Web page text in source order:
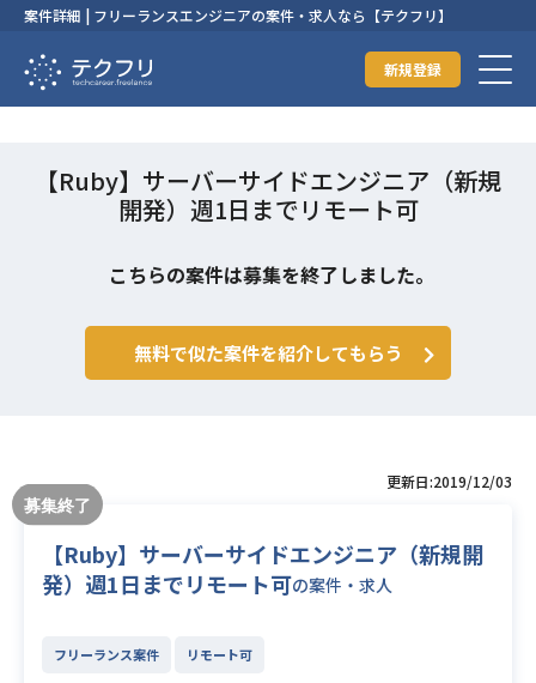
案件詳細 | フリーランスエンジニアの案件・求人なら【テクフリ】
新規登録
【Ruby】サーバーサイドエンジニア（新規
開発）週1日までリモート可
こちらの案件は募集を終了しました。
無料で似た案件を紹介してもらう
更新日:2019/12/03
【Ruby】サーバーサイドエンジニア（新規開
発）週1日までリモート可の案件・求人
フリーランス案件 リモート可